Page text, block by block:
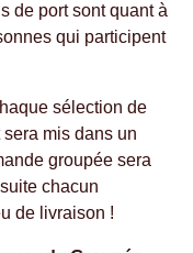
de port sont quant à
qui participent
sélection de
mis dans un
groupée sera
chacun
de livraison !